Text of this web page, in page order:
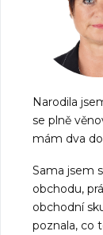
Narodila
se plně
mám dva
Sama jsem
obchodu,
obchodní
poznala, co